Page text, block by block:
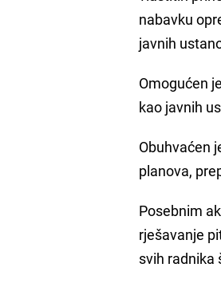
nabavku
javnih
Omogućen je
kao javnih
Obuhvaćen
planova,
Posebnim
rješavanje
svih radnika